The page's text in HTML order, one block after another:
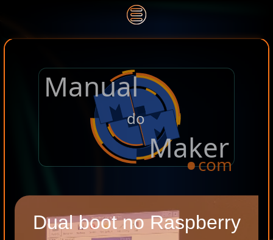
Manual
do
Maker
.com
Dual boot no Raspberry